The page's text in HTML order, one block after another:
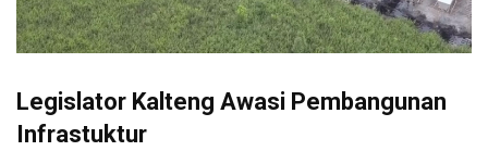
Legislator Kalteng Awasi Pembangunan
Infrastuktur